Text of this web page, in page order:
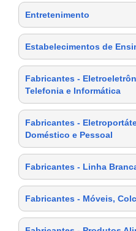
Entretenimento
Estabelecimentos de
Fabricantes -
Telefonia e Informática
Fabricantes -
Doméstico e Pessoal
Fabricantes - Linha
Fabricantes - Móveis,